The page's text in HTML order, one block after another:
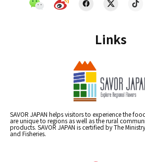
Links
SAVOR JAPAN helps visitors to experience the
are unique to regions as well as the rural
products. SAVOR JAPAN is certified by The
and Fisheries.